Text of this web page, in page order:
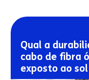
Qual a
cabo de fibra
exposto ao sol